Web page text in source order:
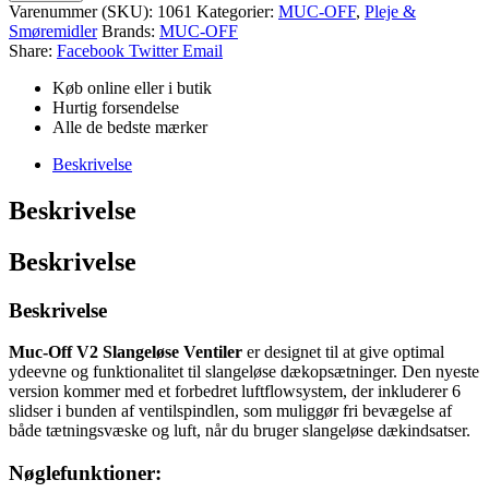
Varenummer (SKU): 1061 Kategorier: MUC-OFF, Pleje &
Smøremidler Brands: MUC-OFF
Share: Facebook Twitter Email
Køb online eller i butik
Hurtig forsendelse
Alle de bedste mærker
Beskrivelse
Beskrivelse
Beskrivelse
Beskrivelse
Muc-Off V2 Slangeløse Ventiler er designet til at give optimal
ydeevne og funktionalitet til slangeløse dækopsætninger. Den nyeste
version kommer med et forbedret luftflowsystem, der inkluderer 6
slidser i bunden af ventilspindlen, som muliggør fri bevægelse af
både tætningsvæske og luft, når du bruger slangeløse dækindsatser.
Nøglefunktioner: